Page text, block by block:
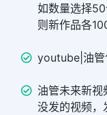
如数量选择
则新作品各
youtube|油
油管未来新
没发的视频，